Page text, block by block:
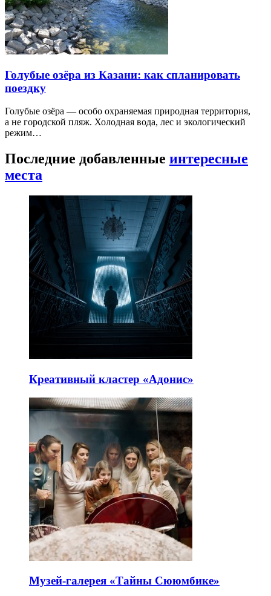
Голубые озёра из Казани: как спланировать
поездку
Голубые озёра — особо охраняемая природная территория,
а не городской пляж. Холодная вода, лес и экологический
режим…
Последние добавленные интересные
места
Креативный кластер «Адонис»
Музей-галерея «Тайны Сююмбике»